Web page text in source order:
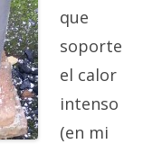
que
soporte
el calor
intenso
(en mi